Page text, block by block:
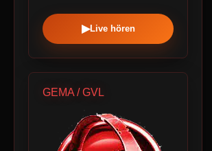
▶Live hören
GEMA / GVL